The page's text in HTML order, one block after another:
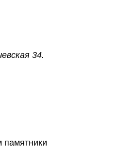
34.
памятники